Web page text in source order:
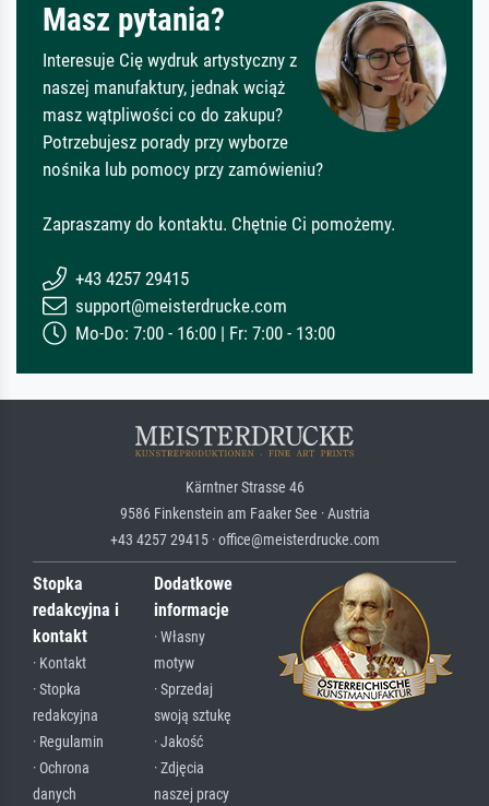
Masz pytania?
Interesuje Cię wydruk artystyczny z
naszej manufaktury, jednak wciąż
masz wątpliwości co do zakupu?
Potrzebujesz porady przy wyborze
nośnika lub pomocy przy zamówieniu?
Zapraszamy do kontaktu. Chętnie Ci pomożemy.
+43 4257 29415
support@meisterdrucke.com
Mo-Do: 7:00 - 16:00 | Fr: 7:00 - 13:00
Kärntner Strasse 46
9586 Finkenstein am Faaker See · Austria
+43 4257 29415 · office@meisterdrucke.com
Stopka
redakcyjna i
kontakt
· Kontakt
· Stopka
redakcyjna
· Regulamin
· Ochrona
danych
Dodatkowe
informacje
· Własny
motyw
· Sprzedaj
swoją sztukę
· Jakość
· Zdjęcia
naszej pracy